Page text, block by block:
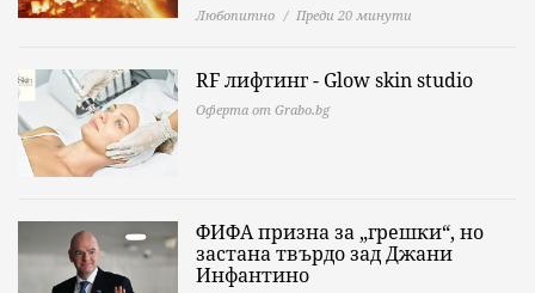
Любопитно Преди 20 минути
RF лифтинг - Glow skin studio
Оферта от Grabo.bg
ФИФА призна за „грешки“, но
застана твърдо зад Джани
Инфантино